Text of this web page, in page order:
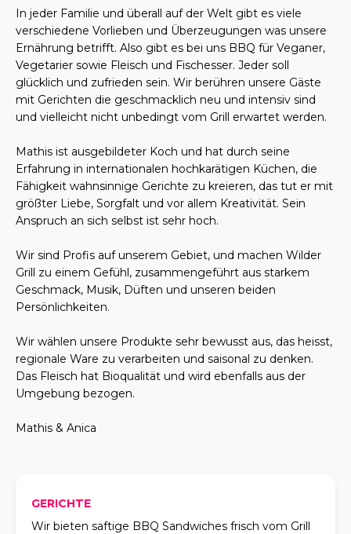
In jeder Familie und überall auf der Welt gibt es viele
verschiedene Vorlieben und Überzeugungen was unsere
Ernährung betrifft. Also gibt es bei uns BBQ für Veganer,
Vegetarier sowie Fleisch und Fischesser. Jeder soll
glücklich und zufrieden sein. Wir berühren unsere Gäste
mit Gerichten die geschmacklich neu und intensiv sind
und vielleicht nicht unbedingt vom Grill erwartet werden.
Mathis ist ausgebildeter Koch und hat durch seine
Erfahrung in internationalen hochkarätigen Küchen, die
Fähigkeit wahnsinnige Gerichte zu kreieren, das tut er mit
größter Liebe, Sorgfalt und vor allem Kreativität. Sein
Anspruch an sich selbst ist sehr hoch.
Wir sind Profis auf unserem Gebiet, und machen Wilder
Grill zu einem Gefühl, zusammengeführt aus starkem
Geschmack, Musik, Düften und unseren beiden
Persönlichkeiten.
Wir wählen unsere Produkte sehr bewusst aus, das heisst,
regionale Ware zu verarbeiten und saisonal zu denken.
Das Fleisch hat Bioqualität und wird ebenfalls aus der
Umgebung bezogen.
Mathis & Anica
GERICHTE
Wir bieten saftige BBQ Sandwiches frisch vom Grill